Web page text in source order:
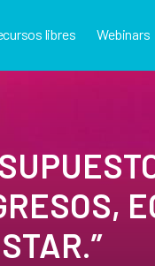
libres Webinars